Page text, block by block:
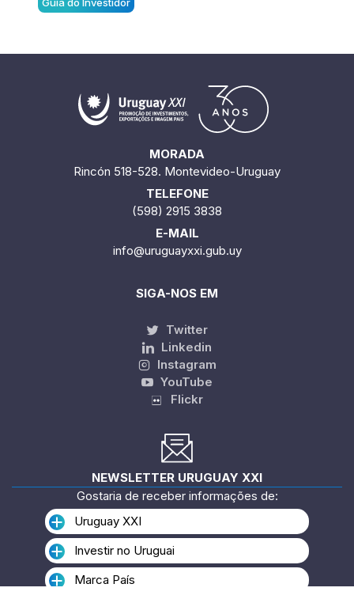
MORADA
Rincón 518-528. Montevideo-Uruguay
TELEFONE
(598) 2915 3838
E-MAIL
info@uruguayxxi.gub.uy
SIGA-NOS EM
Twitter
Linkedin
Instagram
YouTube
Flickr
NEWSLETTER URUGUAY XXI
Gostaria de receber informações de:
Uruguay XXI
Investir no Uruguai
Marca País